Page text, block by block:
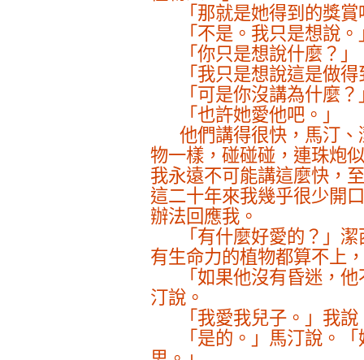
「那就是她得到的獎
「不是。我只是想說。
「你只是想說什麼？」
「我只是想說這是做
「可是你沒講為什麼？
「也許她愛他吧。」
他們講得很快，馬汀
物一樣，碰碰碰，連珠炮
我永遠不可能講這麼快，
這二十年來我幾乎很少開
辦法回應我。
「有什麼好愛的？」
有生命力的植物都算不上
「如果他沒有昏迷，
汀說。
「我愛我兒子。」我
「是的。」馬汀說。